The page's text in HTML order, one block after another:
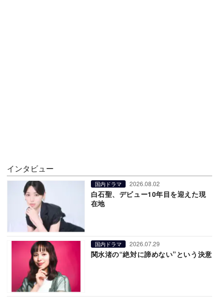
インタビュー
国内ドラマ 2026.08.02
白石聖、デビュー10年目を迎えた現
在地
国内ドラマ 2026.07.29
関水渚の“絶対に諦めない”という決意